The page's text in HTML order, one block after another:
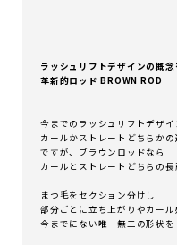
ラッシュリフトデザインの概念
革新的ロッド BROWN ROD
今までのラッシュリフトデザイ
カールかストレートどちらかの
ですが、ブラウンロッドなら
カールとストレートどちらの長
まつ毛をセクション分けし
部分ごとに立ち上がりやカー
今までにない唯一無二の形状を